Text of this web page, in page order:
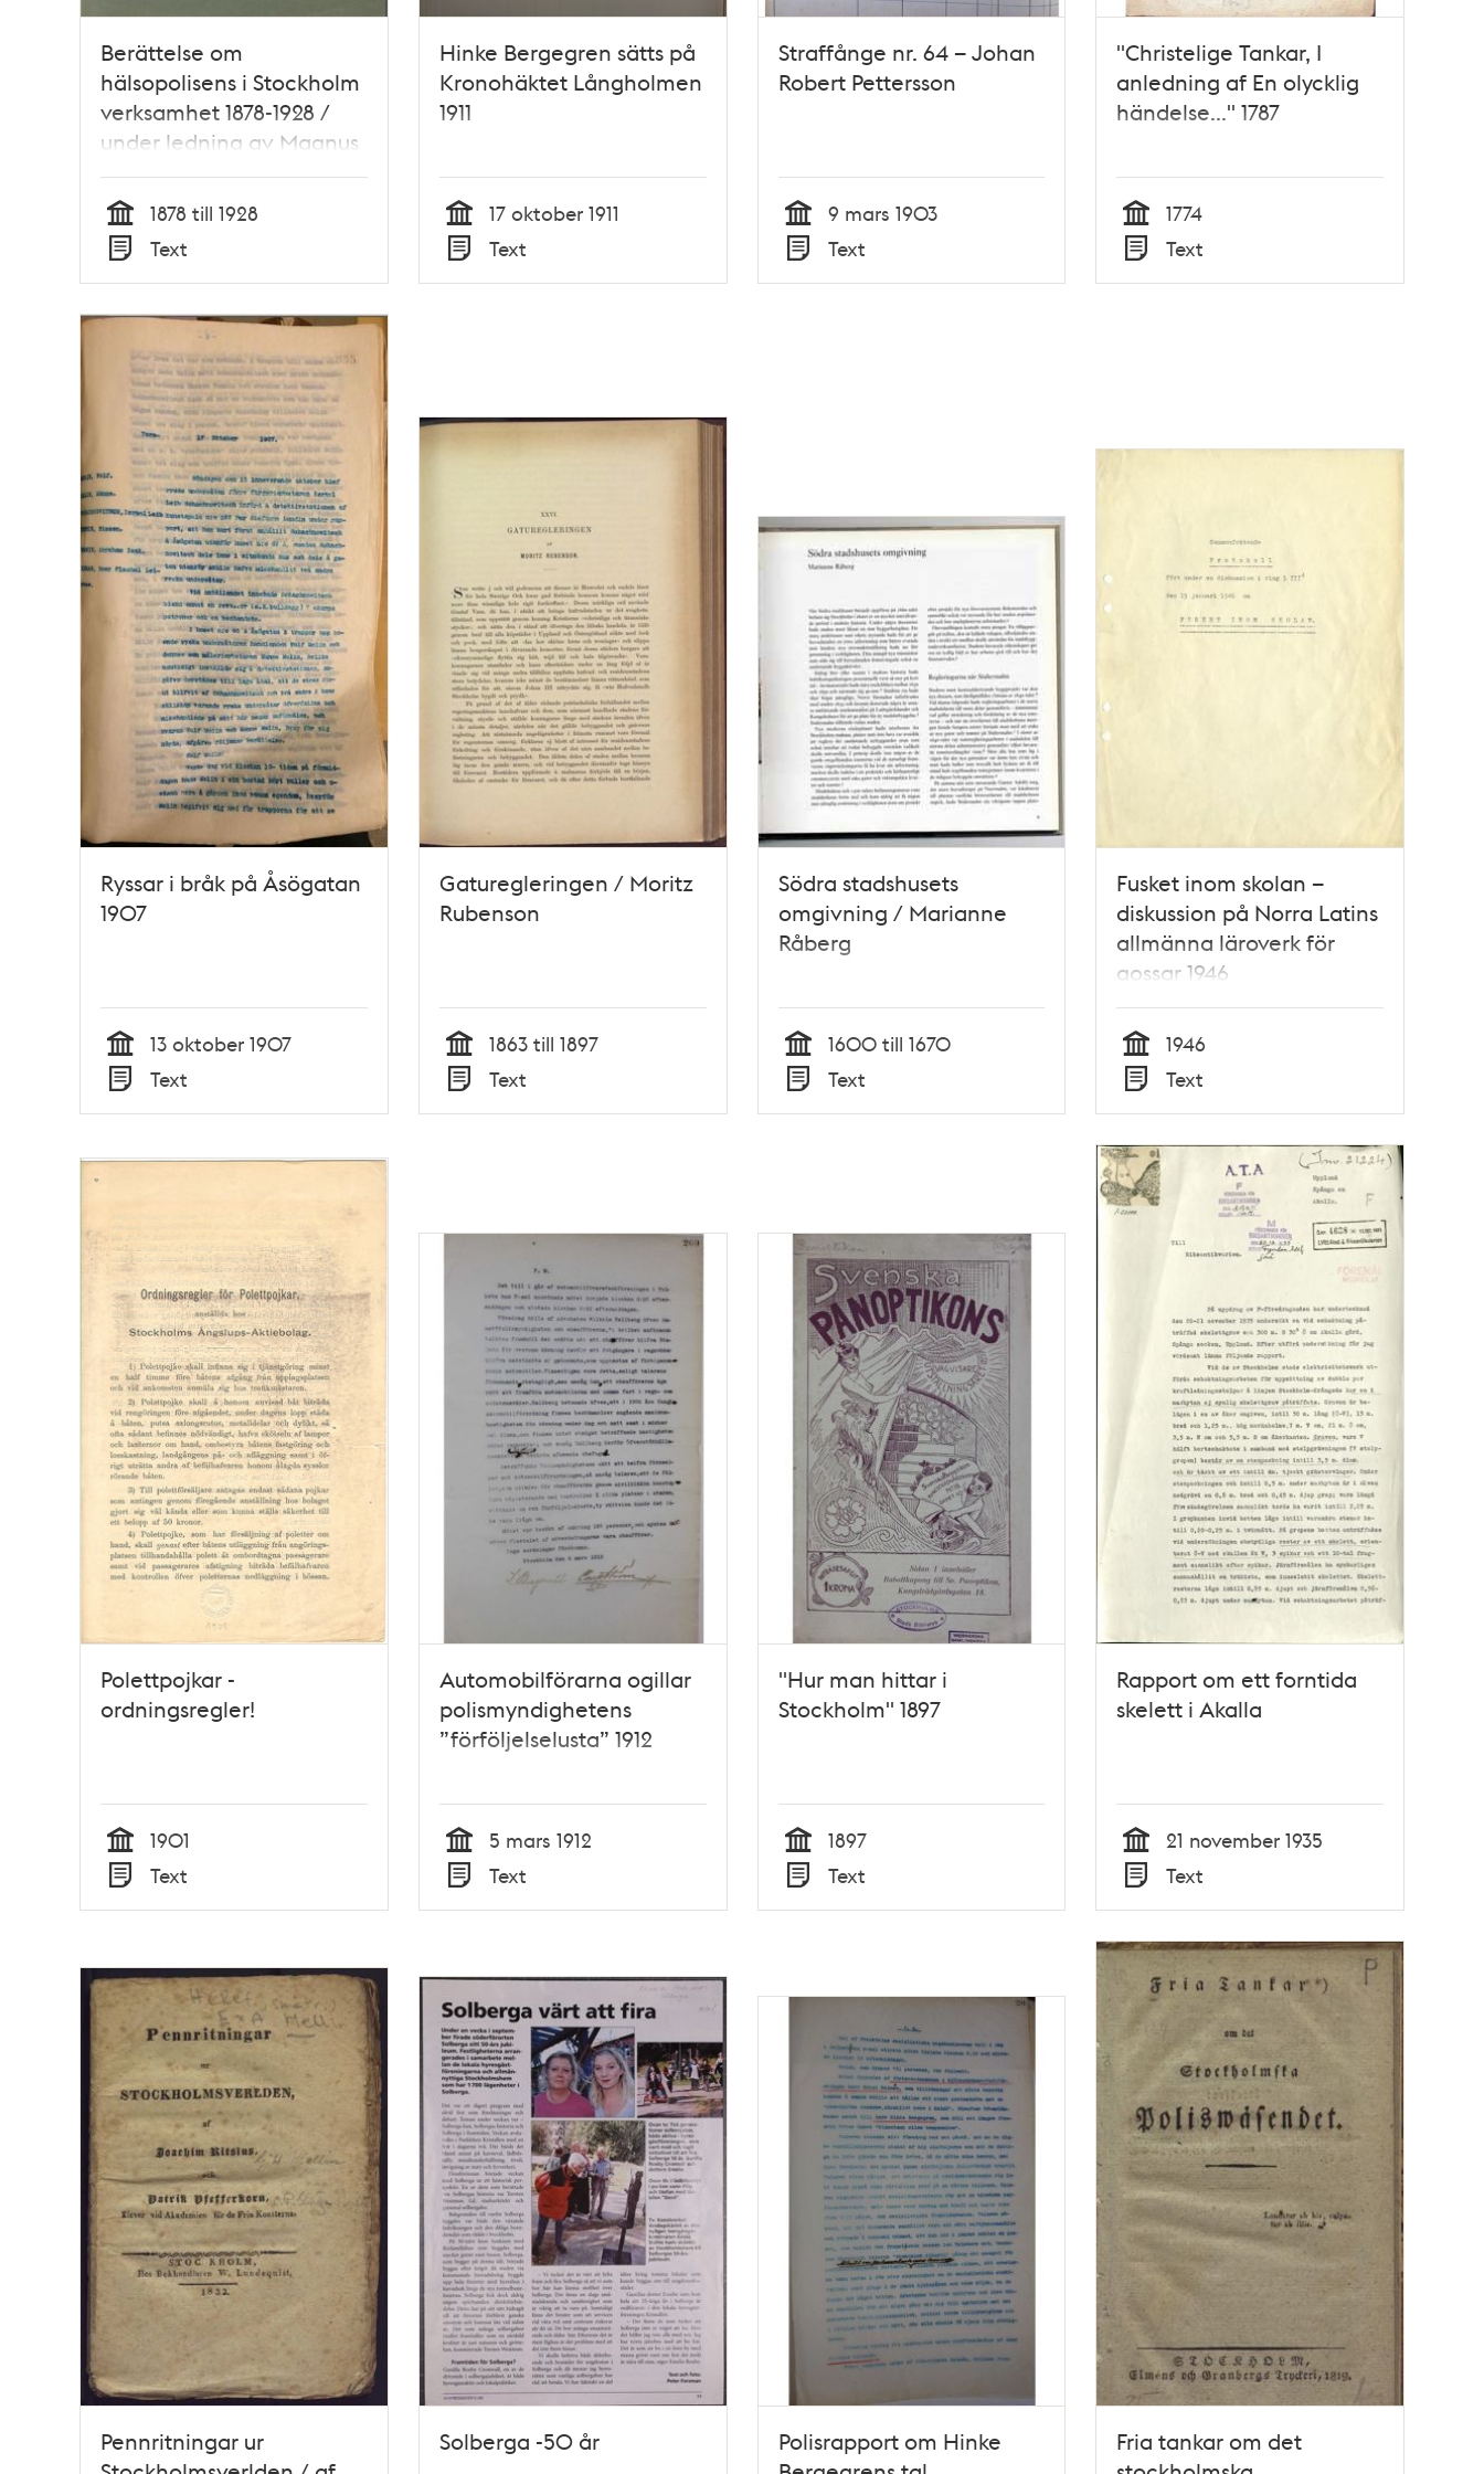
Berättelse om
hälsopolisens i Stockholm
verksamhet 1878-1928 /
under ledning av Magnus
Herrlin ; utarbetad av
Hälsopolisens personal
Tid
1878 till 1928
Typ
Text
Hinke Bergegren sätts på
Kronohäktet Långholmen
1911
Tid
17 oktober 1911
Typ
Text
Straffånge nr. 64 – Johan
Robert Pettersson
Tid
9 mars 1903
Typ
Text
"Christelige Tankar, I
anledning af En olycklig
händelse..." 1787
Tid
1774
Typ
Text
Ryssar i bråk på Åsögatan
1907
Tid
13 oktober 1907
Typ
Text
Gaturegleringen / Moritz
Rubenson
Tid
1863 till 1897
Typ
Text
Södra stadshusets
omgivning / Marianne
Råberg
Tid
1600 till 1670
Typ
Text
Fusket inom skolan –
diskussion på Norra Latins
allmänna läroverk för
gossar 1946
Tid
1946
Typ
Text
Polettpojkar -
ordningsregler!
Tid
1901
Typ
Text
Automobilförarna ogillar
polismyndighetens
”förföljelselusta” 1912
Tid
5 mars 1912
Typ
Text
"Hur man hittar i
Stockholm" 1897
Tid
1897
Typ
Text
Rapport om ett forntida
skelett i Akalla
Tid
21 november 1935
Typ
Text
Pennritningar ur
Solberga -50 år
Polisrapport om Hinke
Fria tankar om det